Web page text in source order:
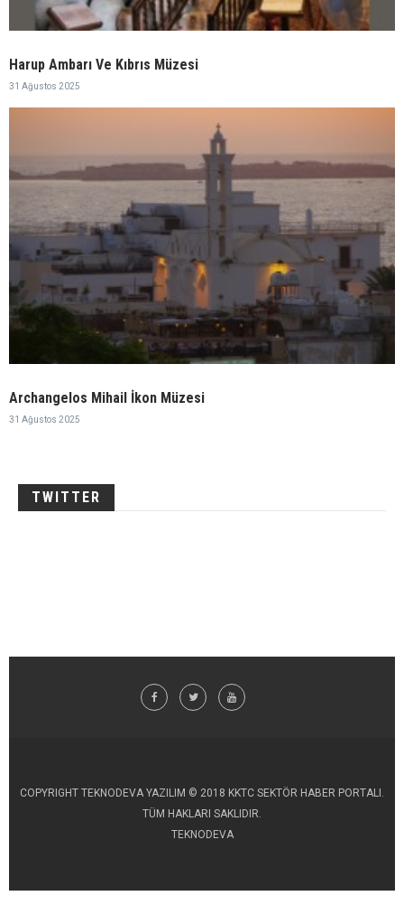
Harup Ambarı Ve Kıbrıs Müzesi
31 Ağustos 2025
Archangelos Mihail İkon Müzesi
31 Ağustos 2025
TWITTER
COPYRIGHT TEKNODEVA YAZILIM © 2018 KKTC SEKTÖR HABER PORTALI.
TÜM HAKLARI SAKLIDIR.
TEKNODEVA